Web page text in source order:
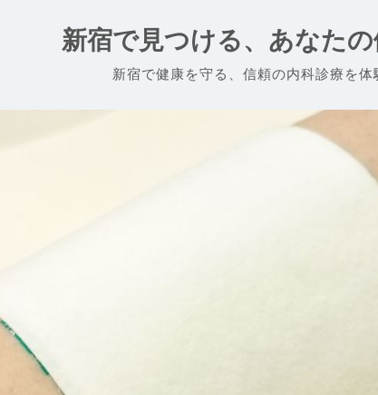
新宿で見つける、あなた
新宿で健康を守る、信頼の内科診療を